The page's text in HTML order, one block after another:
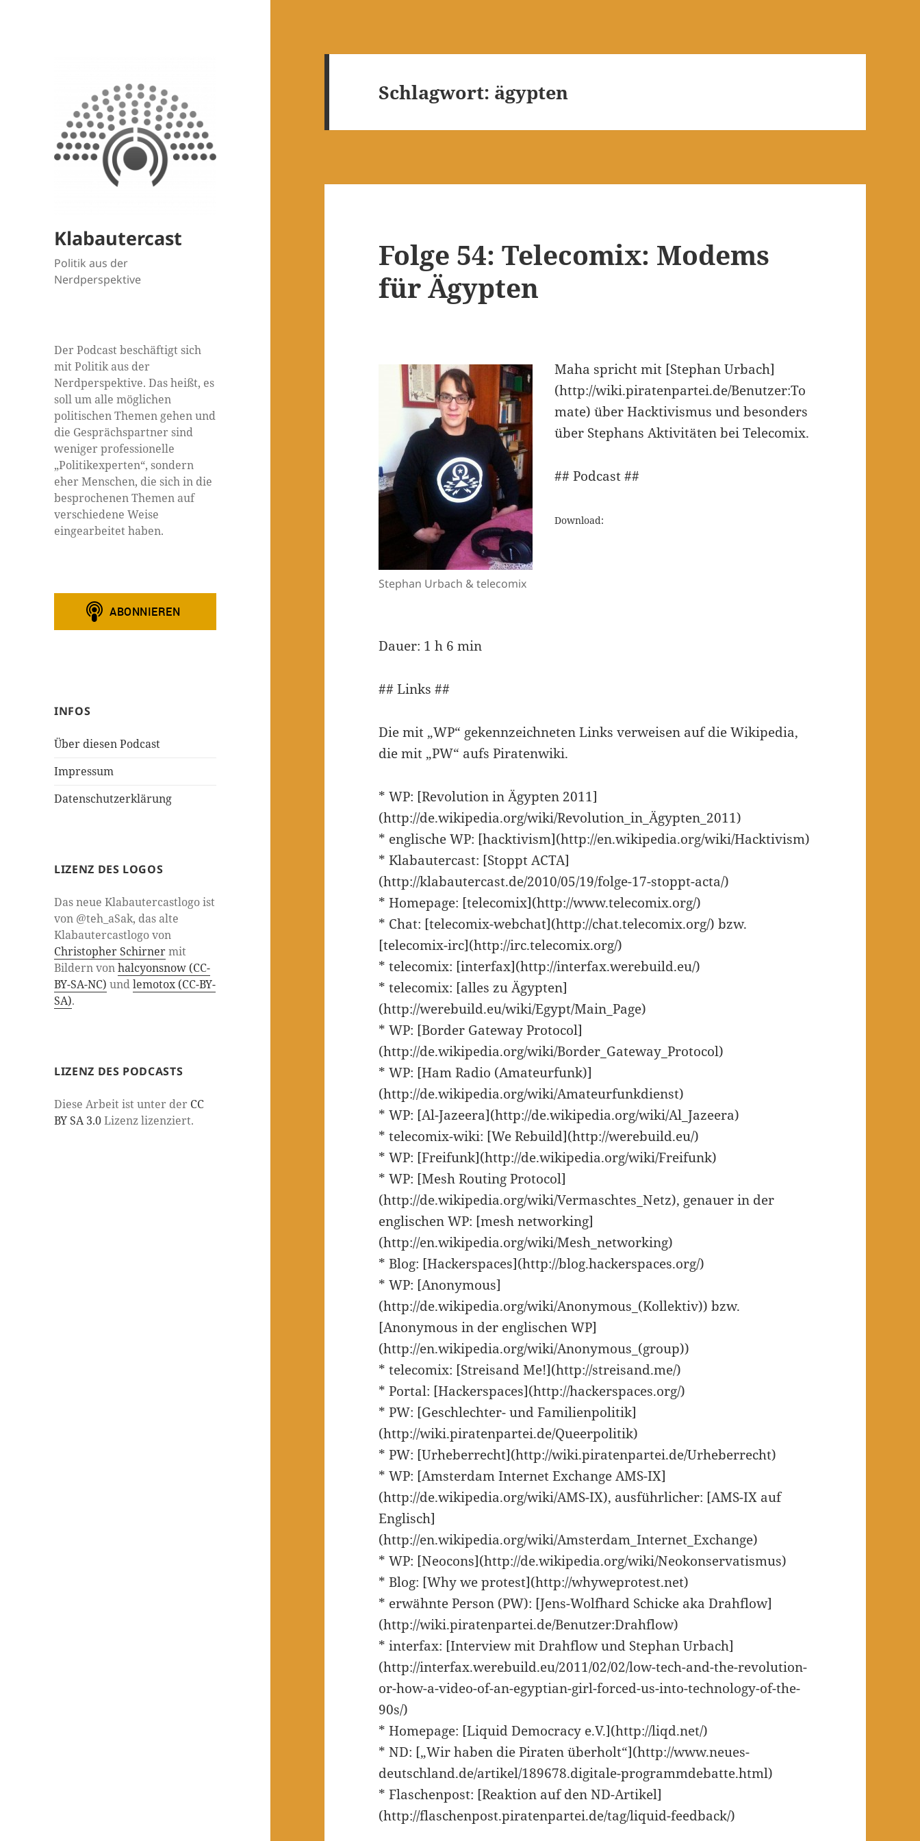
Klabautercast
Politik aus der
Nerdperspektive
Der Podcast beschäftigt sich
mit Politik aus der
Nerdperspektive. Das heißt, es
soll um alle möglichen
politischen Themen gehen und
die Gesprächspartner sind
weniger professionelle
„Politikexperten“, sondern
eher Menschen, die sich in die
besprochenen Themen auf
verschiedene Weise
eingearbeitet haben.
INFOS
Über diesen Podcast
Impressum
Datenschutzerklärung
LIZENZ DES LOGOS
Das neue Klabautercastlogo ist
von @teh_aSak, das alte
Klabautercastlogo von
Christopher Schirnermit
Bildern vonhalcyonsnow (CC-
BY-SA-NC) undlemotox (CC-BY-
SA).
LIZENZ DES PODCASTS
Diese Arbeit ist unter der CC
BY SA 3.0Lizenz lizenziert.
Schlagwort: ägypten
Folge 54: Telecomix: Modems
für Ägypten
Stephan Urbach & telecomix
Maha spricht mit [Stephan Urbach]
(http://wiki.piratenpartei.de/Benutzer:To
mate) über Hacktivismus und besonders
über Stephans Aktivitäten bei Telecomix.
## Podcast ##
Download:
Dauer: 1 h 6 min
## Links ##
Die mit „WP“ gekennzeichneten Links verweisen auf die Wikipedia,
die mit „PW“ aufs Piratenwiki.
* WP: [Revolution in Ägypten 2011]
(http://de.wikipedia.org/wiki/Revolution_in_Ägypten_2011)
* englische WP: [hacktivism](http://en.wikipedia.org/wiki/Hacktivism)
* Klabautercast: [Stoppt ACTA]
(http://klabautercast.de/2010/05/19/folge-17-stoppt-acta/)
* Homepage: [telecomix](http://www.telecomix.org/)
* Chat: [telecomix-webchat](http://chat.telecomix.org/) bzw.
[telecomix-irc](http://irc.telecomix.org/)
* telecomix: [interfax](http://interfax.werebuild.eu/)
* telecomix: [alles zu Ägypten]
(http://werebuild.eu/wiki/Egypt/Main_Page)
* WP: [Border Gateway Protocol]
(http://de.wikipedia.org/wiki/Border_Gateway_Protocol)
* WP: [Ham Radio (Amateurfunk)]
(http://de.wikipedia.org/wiki/Amateurfunkdienst)
* WP: [Al-Jazeera](http://de.wikipedia.org/wiki/Al_Jazeera)
* telecomix-wiki: [We Rebuild](http://werebuild.eu/)
* WP: [Freifunk](http://de.wikipedia.org/wiki/Freifunk)
* WP: [Mesh Routing Protocol]
(http://de.wikipedia.org/wiki/Vermaschtes_Netz), genauer in der
englischen WP: [mesh networking]
(http://en.wikipedia.org/wiki/Mesh_networking)
* Blog: [Hackerspaces](http://blog.hackerspaces.org/)
* WP: [Anonymous]
(http://de.wikipedia.org/wiki/Anonymous_(Kollektiv)) bzw.
[Anonymous in der englischen WP]
(http://en.wikipedia.org/wiki/Anonymous_(group))
* telecomix: [Streisand Me!](http://streisand.me/)
* Portal: [Hackerspaces](http://hackerspaces.org/)
* PW: [Geschlechter- und Familienpolitik]
(http://wiki.piratenpartei.de/Queerpolitik)
* PW: [Urheberrecht](http://wiki.piratenpartei.de/Urheberrecht)
* WP: [Amsterdam Internet Exchange AMS-IX]
(http://de.wikipedia.org/wiki/AMS-IX), ausführlicher: [AMS-IX auf
Englisch]
(http://en.wikipedia.org/wiki/Amsterdam_Internet_Exchange)
* WP: [Neocons](http://de.wikipedia.org/wiki/Neokonservatismus)
* Blog: [Why we protest](http://whyweprotest.net)
* erwähnte Person (PW): [Jens-Wolfhard Schicke aka Drahflow]
(http://wiki.piratenpartei.de/Benutzer:Drahflow)
* interfax: [Interview mit Drahflow und Stephan Urbach]
(http://interfax.werebuild.eu/2011/02/02/low-tech-and-the-revolution-
or-how-a-video-of-an-egyptian-girl-forced-us-into-technology-of-the-
90s/)
* Homepage: [Liquid Democracy e.V.](http://liqd.net/)
* ND: [„Wir haben die Piraten überholt“](http://www.neues-
deutschland.de/artikel/189678.digitale-programmdebatte.html)
* Flaschenpost: [Reaktion auf den ND-Artikel]
(http://flaschenpost.piratenpartei.de/tag/liquid-feedback/)